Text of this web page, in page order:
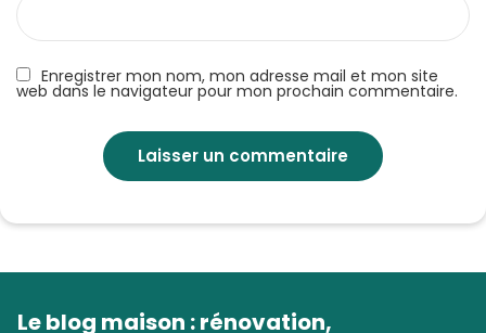
Enregistrer mon nom, mon adresse mail et mon site
web dans le navigateur pour mon prochain commentaire.
Le blog maison : rénovation,